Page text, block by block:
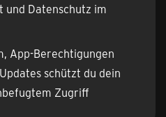
und Datenschutz im
App-Berechtigungen
schützt du dein
Zugriff